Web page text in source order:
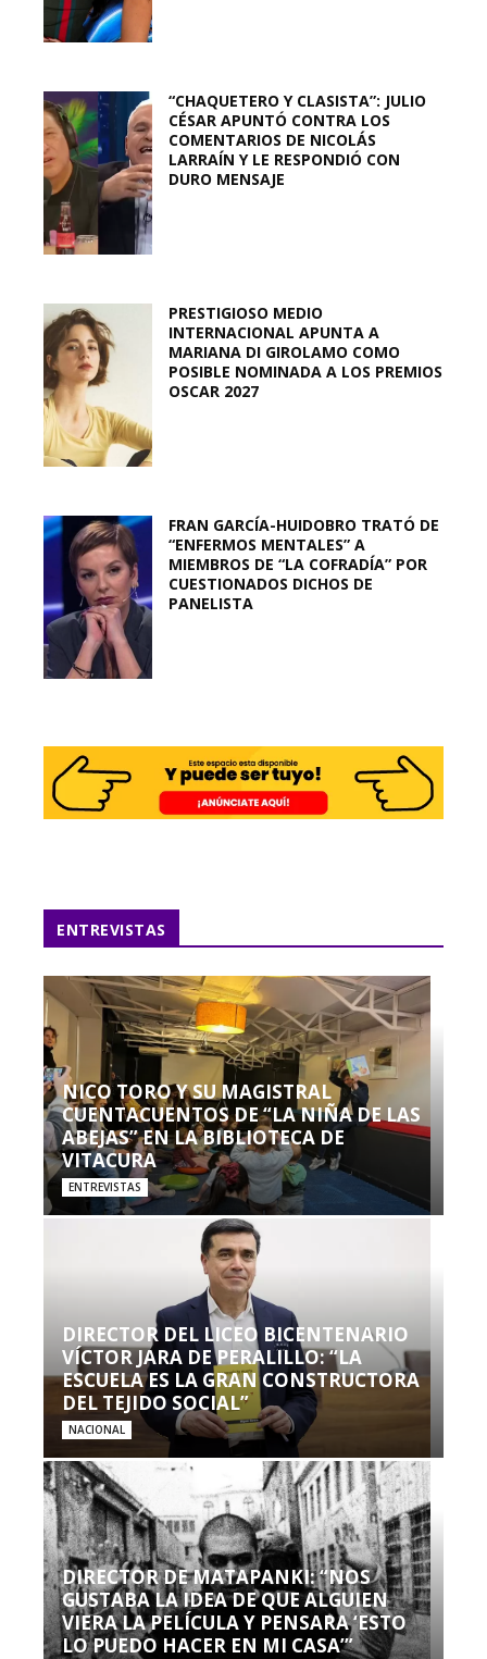
“CHAQUETERO Y CLASISTA”: JULIO
CÉSAR APUNTÓ CONTRA LOS
COMENTARIOS DE NICOLÁS
LARRAÍN Y LE RESPONDIÓ CON
DURO MENSAJE
PRESTIGIOSO MEDIO
INTERNACIONAL APUNTA A
MARIANA DI GIROLAMO COMO
POSIBLE NOMINADA A LOS PREMIOS
OSCAR 2027
FRAN GARCÍA-HUIDOBRO TRATÓ DE
“ENFERMOS MENTALES” A
MIEMBROS DE “LA COFRADÍA” POR
CUESTIONADOS DICHOS DE
PANELISTA
ENTREVISTAS
NICO TORO Y SU MAGISTRAL
CUENTACUENTOS DE “LA NIÑA DE LAS
ABEJAS” EN LA BIBLIOTECA DE
VITACURA
ENTREVISTAS
DIRECTOR DEL LICEO BICENTENARIO
VÍCTOR JARA DE PERALILLO: “LA
ESCUELA ES LA GRAN CONSTRUCTORA
DEL TEJIDO SOCIAL”
NACIONAL
DIRECTOR DE MATAPANKI: “NOS
GUSTABA LA IDEA DE QUE ALGUIEN
VIERA LA PELÍCULA Y PENSARA ‘ESTO
LO PUEDO HACER EN MI CASA’”